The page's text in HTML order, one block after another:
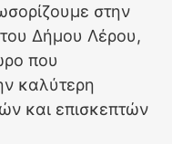
στην
Δήμου Λέρου,
που
καλύτερη
και επισκεπτών